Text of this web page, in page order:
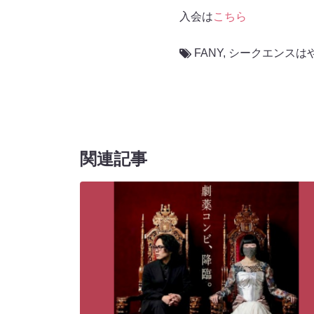
入会はこちら
FANY, シークエンスは
関連記事